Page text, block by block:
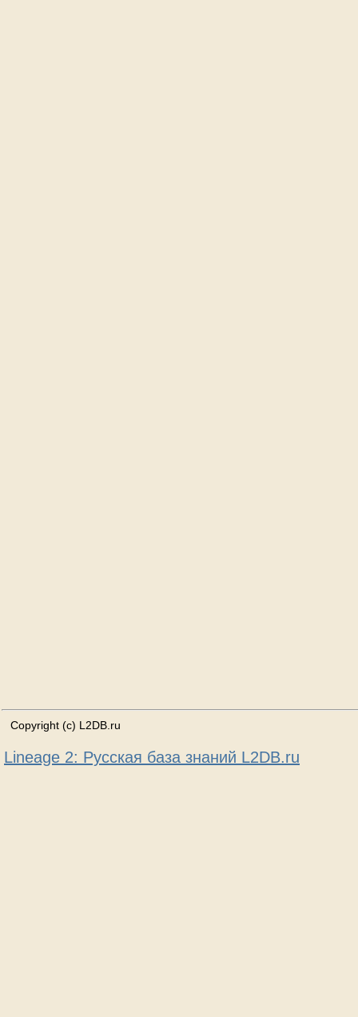
Copyright (c) L2DB.ru
Lineage 2: Русская база знаний L2DB.ru